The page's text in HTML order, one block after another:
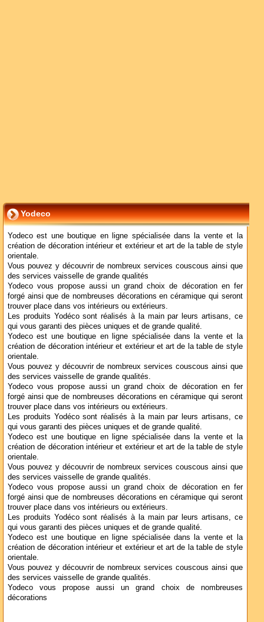
Yodeco
Yodeco est une boutique en ligne spécialisée dans la vente et la
création de décoration intérieur et extérieur et art de la table de style
orientale.
Vous pouvez y découvrir de nombreux services couscous ainsi que
des services vaisselle de grande qualités
Yodeco vous propose aussi un grand choix de décoration en fer
forgé ainsi que de nombreuses décorations en céramique qui seront
trouver place dans vos intérieurs ou extérieurs.
Les produits Yodéco sont réalisés à la main par leurs artisans, ce
qui vous garanti des pièces uniques et de grande qualité.
Yodeco est une boutique en ligne spécialisée dans la vente et la
création de décoration intérieur et extérieur et art de la table de style
orientale.
Vous pouvez y découvrir de nombreux services couscous ainsi que
des services vaisselle de grande qualités.
Yodeco vous propose aussi un grand choix de décoration en fer
forgé ainsi que de nombreuses décorations en céramique qui seront
trouver place dans vos intérieurs ou extérieurs.
Les produits Yodéco sont réalisés à la main par leurs artisans, ce
qui vous garanti des pièces uniques et de grande qualité.
Yodeco est une boutique en ligne spécialisée dans la vente et la
création de décoration intérieur et extérieur et art de la table de style
orientale.
Vous pouvez y découvrir de nombreux services couscous ainsi que
des services vaisselle de grande qualités.
Yodeco vous propose aussi un grand choix de décoration en fer
forgé ainsi que de nombreuses décorations en céramique qui seront
trouver place dans vos intérieurs ou extérieurs.
Les produits Yodéco sont réalisés à la main par leurs artisans, ce
qui vous garanti des pièces uniques et de grande qualité.
Yodeco est une boutique en ligne spécialisée dans la vente et la
création de décoration intérieur et extérieur et art de la table de style
orientale.
Vous pouvez y découvrir de nombreux services couscous ainsi que
des services vaisselle de grande qualités.
Yodeco vous propose aussi un grand choix de nombreuses
décorations